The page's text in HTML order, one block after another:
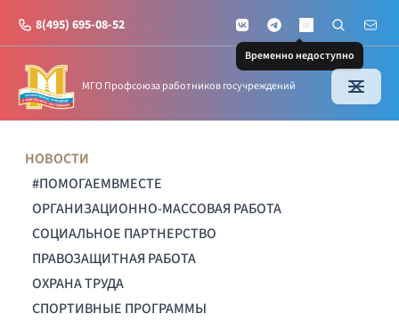
8(495) 695-08-52 VKontakteTelegramMAX
Временно недоступно
Поиск по
Почта
МГО Профсоюза работников госучреждений
НОВОСТИ
#ПОМОГАЕМВМЕСТЕ
ОРГАНИЗАЦИОННО-МАССОВАЯ РАБОТА
СОЦИАЛЬНОЕ ПАРТНЕРСТВО
ПРАВОЗАЩИТНАЯ РАБОТА
ОХРАНА ТРУДА
СПОРТИВНЫЕ ПРОГРАММЫ